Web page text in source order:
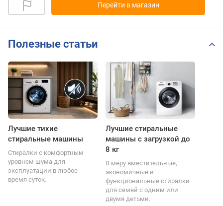
Перейти в магазин
Полезные статьи
Лучшие тихие
стиральные машины
Стиралки с комфортным
уровнем шума для
эксплуатации в любое
время суток.
Лучшие стиральные
машины с загрузкой до
8 кг
В меру вместительные,
экономичные и
функциональные стиралки
для семей с одним или
двумя детьми.